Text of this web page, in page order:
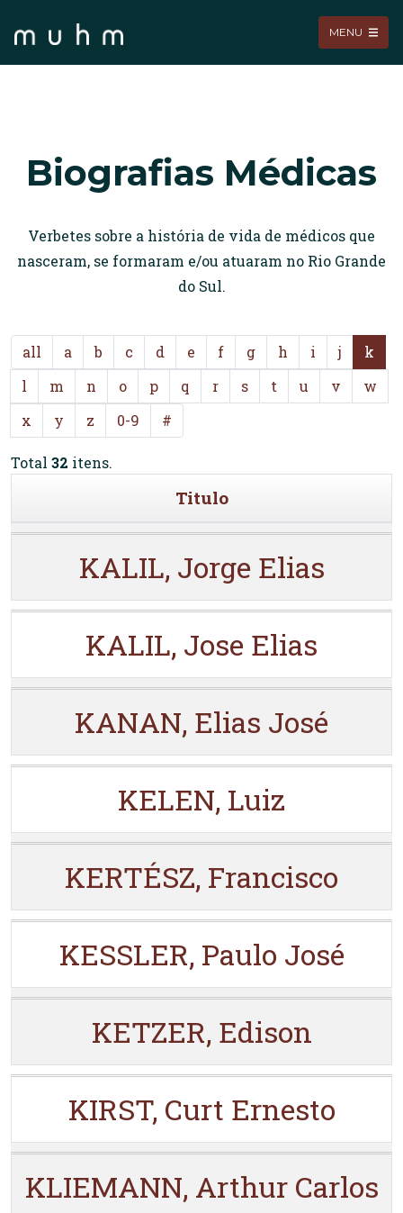
MENU
Biografias Médicas
Verbetes sobre a história de vida de médicos que
nasceram, se formaram e/ou atuaram no Rio Grande
do Sul.
all a b c d e f g h i j
k
l
m n o p q r s t u v
w
x
y z 0-9 #
Total 32 itens.
Titulo
KALIL, Jorge Elias
KALIL, Jose Elias
KANAN, Elias José
KELEN, Luiz
KERTÉSZ, Francisco
KESSLER, Paulo José
KETZER, Edison
KIRST, Curt Ernesto
KLIEMANN, Arthur Carlos